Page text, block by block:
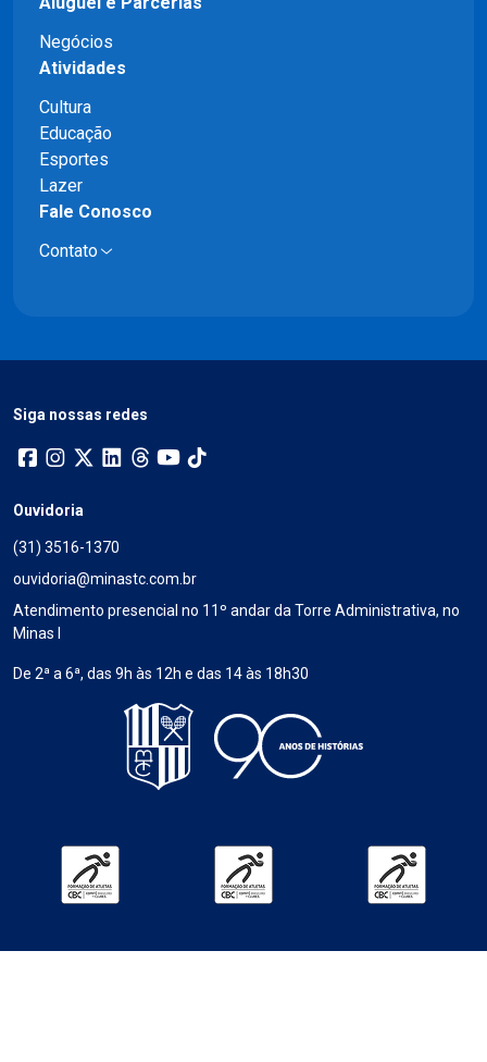
Negócios
Atividades
Cultura
Educação
Esportes
Lazer
Fale Conosco
Contato
Siga nossas redes
Ouvidoria
(31) 3516-1370
ouvidoria@minastc.com.br
Atendimento presencial no 11º andar da Torre Administrativa, no
Minas I
De 2ª a 6ª, das 9h às 12h e das 14 às 18h30